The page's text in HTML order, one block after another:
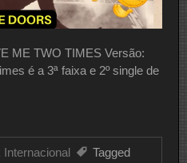
ME TWO TIMES Versão:
é a 3ª faixa e 2º single de
Internacional
Tagged